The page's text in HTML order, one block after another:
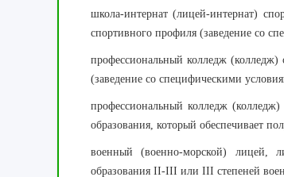
школа-интернат (лицей-интернат)
спортивного профиля (заведение со
профессиональный колледж (колледж)
(заведение со специфическими
профессиональный колледж (колледж)
образования, который обеспечивает
военный (военно-морской) лицей,
образования II-III или III степеней